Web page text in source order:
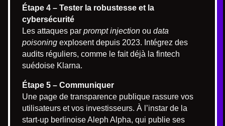
Étape 4 – Tester la robustesse et la
cybersécurité
Les attaques par prompt injection ou data
poisoning explosent depuis 2023. Intégrez des
audits réguliers, comme le fait déjà la fintech
suédoise Klarna.
Étape 5 – Communiquer
Une page de transparence publique rassure vos
utilisateurs et vos investisseurs. À l’instar de la
start-up berlinoise Aleph Alpha, qui publie ses